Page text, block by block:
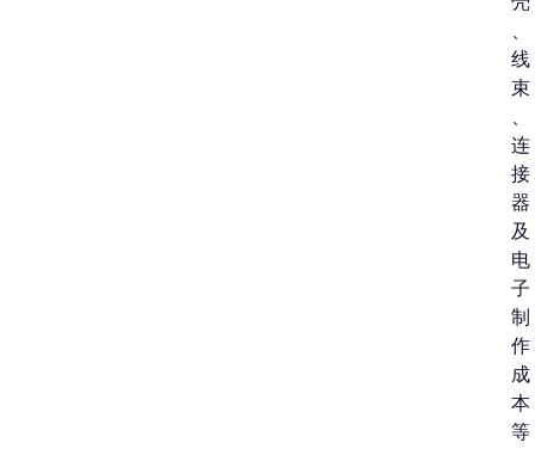
、
线
束
、
连
接
器
及
电
子
制
作
成
本
等